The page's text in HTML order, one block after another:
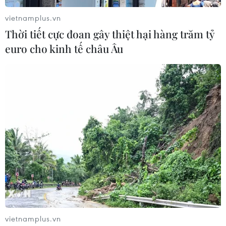
#Thanh khoản
#Rủi ro
Theo dõi VietnamPlus
TIN CÙNG CHUYÊN MỤC
vietnamplus.vn
Thời tiết cực đoan gây thiệt hại hàng trăm tỷ
euro cho kinh tế châu Âu
vietnamplus.vn